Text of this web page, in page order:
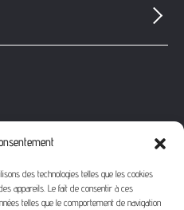
des technologies telles que les cookies
appareils. Le fait de consentir à ces
telles que le comportement de navigation